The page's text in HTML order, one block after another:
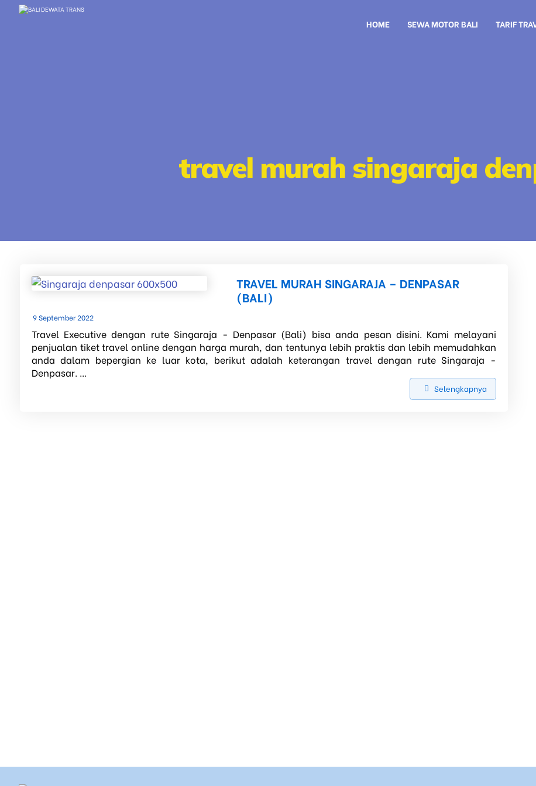
HOME SEWA MOTOR BALI TARIF
travel murah singaraja
TRAVEL MURAH SINGARAJA – DENPASAR
(BALI)
9 September 2022
Travel Executive dengan rute Singaraja - Denpasar (Bali) bisa anda pesan disini. Kami melayani
penjualan tiket travel online dengan harga murah, dan tentunya lebih praktis dan lebih memudahkan
anda dalam bepergian ke luar kota, berikut adalah keterangan travel dengan rute Singaraja -
Denpasar. ...
Selengkapnya